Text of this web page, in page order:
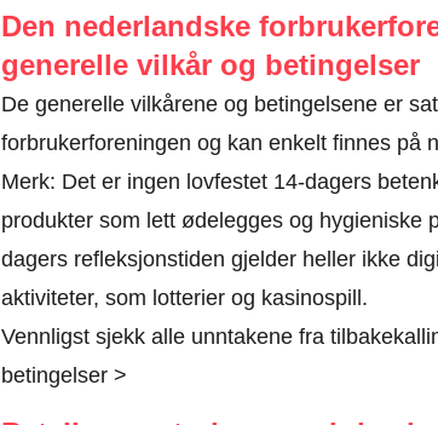
Den nederlandske
generelle vilkår og betingelser
De generelle vilkårene og betingelsene er
forbrukerforeningen og kan enkelt finnes på
Merk: Det er ingen lovfestet 14-dagers
produkter som lett ødelegges og hygieniske
dagers refleksjonstiden gjelder heller ikke
aktiviteter, som lotterier og kasinospill.
Vennligst sjekk alle unntakene fra
betingelser >